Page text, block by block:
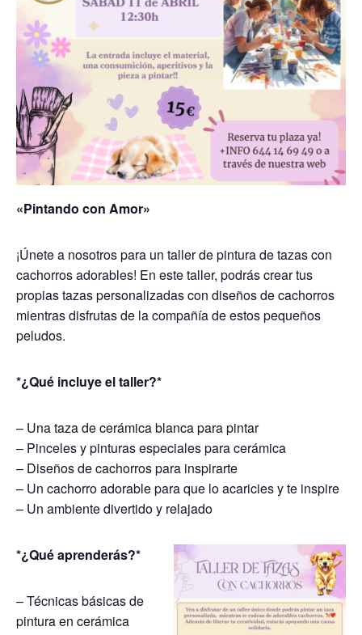
«Pintando con Amor»
¡Únete a nosotros para un taller de pintura de tazas con
cachorros adorables! En este taller, podrás crear tus
propias tazas personalizadas con diseños de cachorros
mientras disfrutas de la compañía de estos pequeños
peludos.
*¿Qué incluye el taller?*
– Una taza de cerámica blanca para pintar
– Pinceles y pinturas especiales para cerámica
– Diseños de cachorros para inspirarte
– Un cachorro adorable para que lo acaricies y te inspire
– Un ambiente divertido y relajado
*¿Qué aprenderás?*
– Técnicas básicas de
pintura en cerámica